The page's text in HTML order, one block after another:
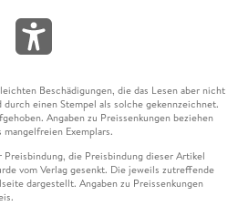
Beschädigungen, die das Lesen aber nicht
einen Stempel als solche gekennzeichnet.
Angaben zu Preissenkungen beziehen
Exemplars.
die Preisbindung dieser Artikel
vom Verlag gesenkt. Die jeweils zutreffende
dargestellt. Angaben zu Preissenkungen